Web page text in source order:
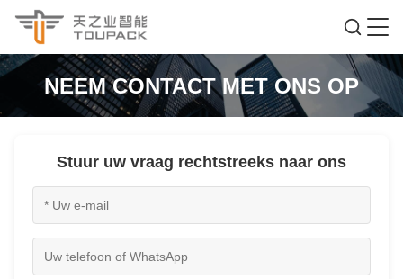
NEEM CONTACT MET ONS OP
Stuur uw vraag rechtstreeks naar ons